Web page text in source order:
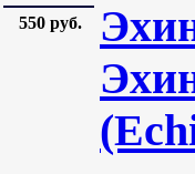
550 руб.